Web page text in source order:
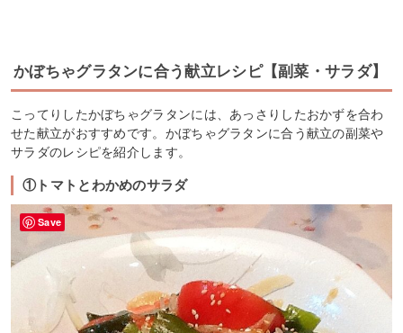
かぼちゃグラタンに合う献立レシピ【副菜・サラダ】
こってりしたかぼちゃグラタンには、あっさりしたおかずを合わ
せた献立がおすすめです。かぼちゃグラタンに合う献立の副菜や
サラダのレシピを紹介します。
①トマトとわかめのサラダ
Save